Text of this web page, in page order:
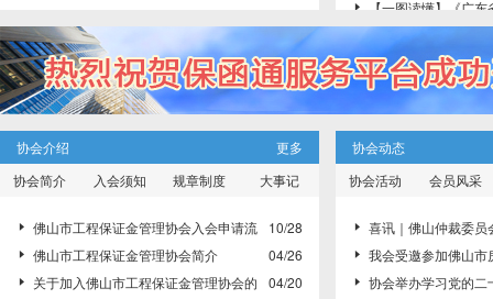

【一图读懂】《广
考手册》（桥梁分册）
重磅｜中华人民共和
 佛山出台房地产新政
性政策
广东省住建厅：对全
目分级管控！7类项目
改！
更多
协会介绍
协会简介
入会须知 规章制度 大事记
10/28

佛山市工程保证金管理协会入会申请流
程
04/26

佛山市工程保证金管理协会简介
04/20

关于加入佛山市工程保证金管理协会的
协会动态
协会活动
会员风采

喜讯｜佛山仲裁委员
式成立 - 协会理事长邢

我会受邀参加佛山市
六届理监事就职典礼
 协会举办学习党的二